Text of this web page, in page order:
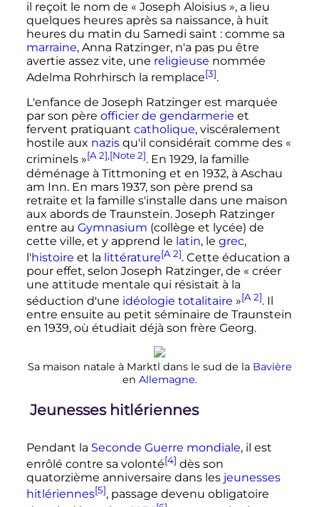
il reçoit le nom de « Joseph Aloisius », a lieu
quelques heures après sa naissance, à huit
heures du matin du Samedi saint : comme sa
marraine, Anna Ratzinger, n'a pas pu être
avertie assez vite, une religieuse nommée
Adelma Rohrhirsch la remplace[3].
L'enfance de Joseph Ratzinger est marquée
par son père officier de gendarmerie et
fervent pratiquant catholique, viscéralement
hostile aux nazisqu'il considérait comme des «
criminels »[A 2],[Note 2]. En 1929, la famille
déménage à Tittmoning et en 1932, à Aschau
am Inn. En mars 1937, son père prend sa
retraite et la famille s'installe dans une maison
aux abords de Traunstein. Joseph Ratzinger
entre au Gymnasium (collège et lycée) de
cette ville, et y apprend le latin, le grec,
l'histoire et la littérature[A 2]. Cette éducation a
pour effet, selon Joseph Ratzinger, de « créer
une attitude mentale qui résistait à la
séduction d'une idéologie totalitaire »[A 2]. Il
entre ensuite au petit séminaire de Traunstein
en 1939, où étudiait déjà son frère Georg.
Sa maison natale à Marktl dans le sud de la Bavière
en Allemagne.
Jeunesses hitlériennes
Pendant la Seconde Guerre mondiale, il est
enrôlé contre sa volonté[4] dès son
quatorzième anniversaire dans les jeunesses
hitlériennes[5], passage devenu obligatoire